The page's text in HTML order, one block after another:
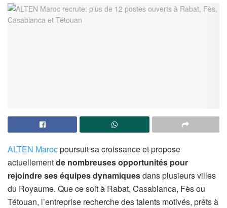
ALTEN Marocpoursuit sa croissance et propose
actuellementde nombreuses opportunités pour
rejoindre ses équipes dynamiquesdans plusieurs villes
du Royaume. Que ce soit à Rabat, Casablanca, Fès ou
Tétouan, l’entreprise recherche des talents motivés, prêts à